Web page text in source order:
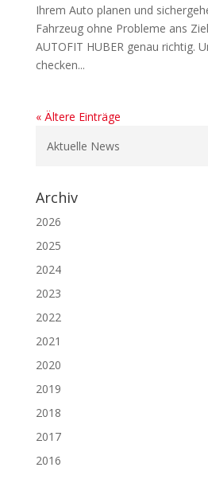
Ihrem Auto planen und
Fahrzeug ohne Probleme ans
AUTOFIT HUBER genau richtig.
checken...
« Ältere Einträge
Aktuelle News
Archiv
2026
2025
2024
2023
2022
2021
2020
2019
2018
2017
2016